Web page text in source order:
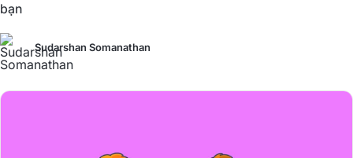
bạn
Sudarshan Somanathan